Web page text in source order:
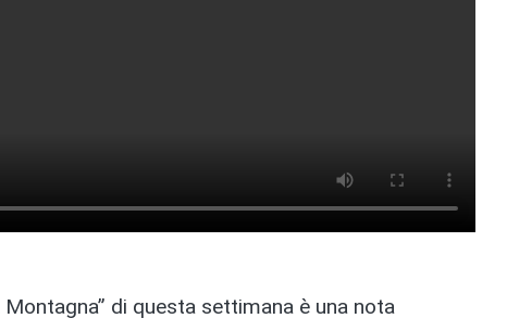
di questa settimana è una nota